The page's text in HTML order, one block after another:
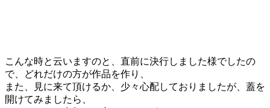
こんな時と云いますのと、直前に決行しました様でしたの
で、どれだけの方が作品を作り、
また、見に来て頂けるか、少々心配しておりましたが、蓋を
開けてみましたら、